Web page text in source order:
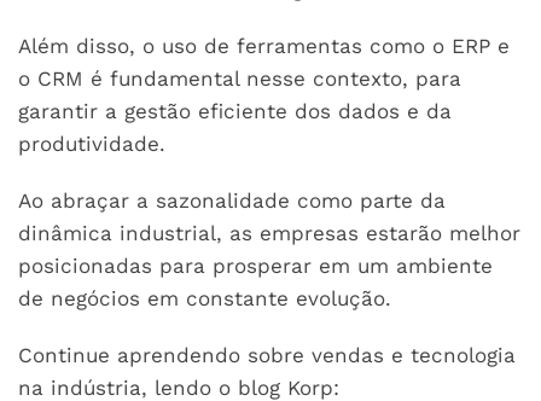
Além disso, o uso de ferramentas como o ERP e
o CRM é fundamental nesse contexto, para
garantir a gestão eficiente dos dados e da
produtividade.
Ao abraçar a sazonalidade como parte da
dinâmica industrial, as empresas estarão melhor
posicionadas para prosperar em um ambiente
de negócios em constante evolução.
Continue aprendendo sobre vendas e tecnologia
na indústria, lendo o blog Korp: